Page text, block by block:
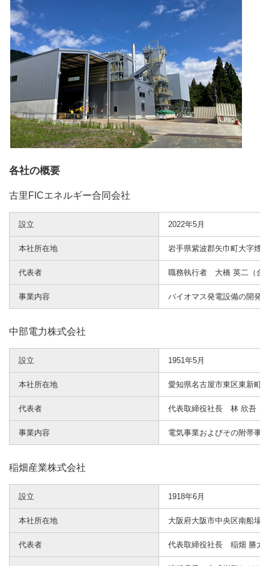
各社の概要
古里FICエネルギー合同会社
設立 2022年5月
本社所在地 岩手県紫波郡矢巾町大字煙
代表者 職務執行者 大橋 英二（合
事業内容 バイオマス発電設備の開発
中部電力株式会社
設立 1951年5月
本社所在地 愛知県名古屋市東区東新町1
代表者 代表取締役社長 林 欣吾
事業内容 電気事業およびその附帯事
稲畑産業株式会社
設立 1918年6月
本社所在地 大阪府大阪市中央区南船場
代表者 代表取締役社長 稲畑 勝太